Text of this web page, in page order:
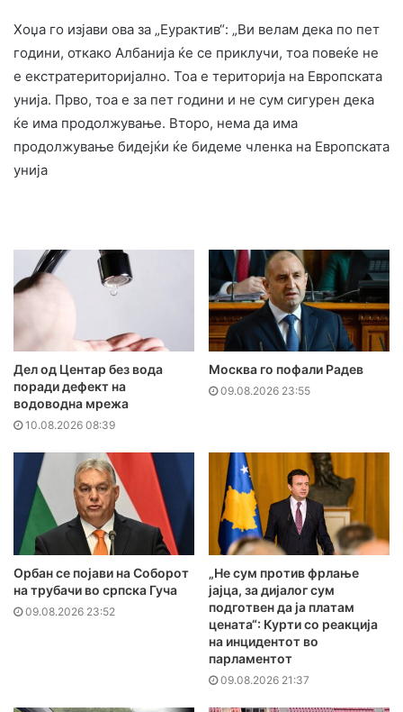
Хоџа го изјави ова за „Еурактив“: „Ви велам дека по пет
години, откако Албанија ќе се приклучи, тоа повеќе не
е екстратериторијално. Тоа е територија на Европската
унија. Прво, тоа е за пет години и не сум сигурен дека
ќе има продолжување. Второ, нема да има
продолжување бидејќи ќе бидеме членка на Европската
унија
Дел од Центар без вода
поради дефект на
водоводна мрежа
10.08.2026 08:39
Москва го пофали Радев
09.08.2026 23:55
Орбан се појави на Соборот
на трубачи во српска Гуча
09.08.2026 23:52
„Не сум против фрлање
јајца, за дијалог сум
подготвен да ја платам
цената“: Курти со реакција
на инцидентот во
парламентот
09.08.2026 21:37